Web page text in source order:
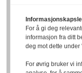
For å gi deg
informasjon fra ditt
deg mot dette under
For øvrig bruker vi